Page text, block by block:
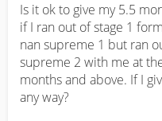
Is it ok to give my 5.5
if I ran out of stage 1
nan supreme 1 but ran
supreme 2 with me at
months and above. If I
any way?